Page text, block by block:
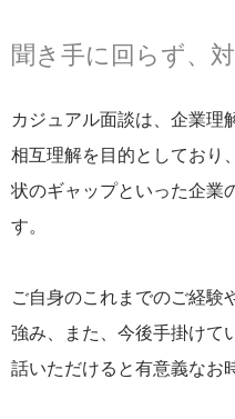
聞き手に回らず、
カジュアル面談は、企業理
相互理解を目的としており
状のギャップといった企業
す。
ご自身のこれまでのご経験
強み、また、今後手掛けて
話いただけると有意義なお